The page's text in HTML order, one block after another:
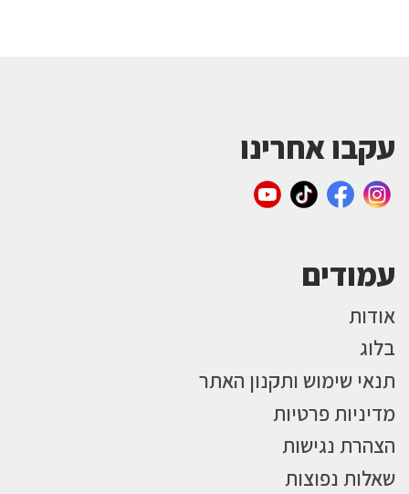
עקבו אחרינו
עמודים
אודות
בלוג
תנאי שימוש ותקנון האתר
מדיניות פרטיות
הצהרת נגישות
שאלות נפוצות